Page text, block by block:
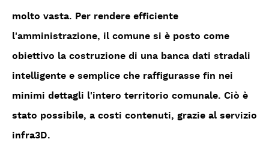
molto vasta. Per rendere efficiente
l'amministrazione, il comune si è posto come
obiettivo la costruzione di una banca dati stradali
intelligente e semplice che raffigurasse fin nei
minimi dettagli l'intero territorio comunale. Ciò è
stato possibile, a costi contenuti, grazie al servizio
infra3D.